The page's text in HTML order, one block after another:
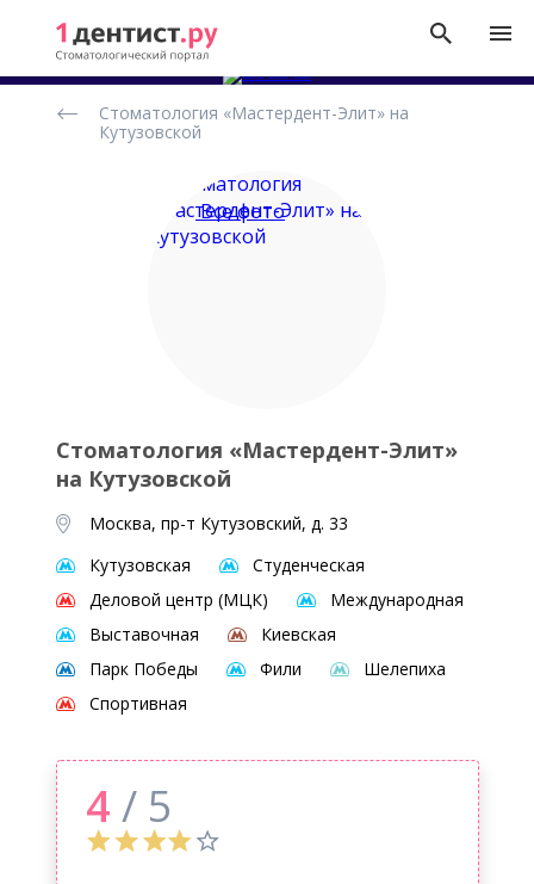
стоматологических
Стоматология «Мастердент-Элит» на
Кутузовской
Все фото
Стоматология «Мастердент-Элит»
на Кутузовской
Москва, пр-т Кутузовский, д. 33
Кутузовская
Студенческая
Деловой центр (МЦК)
Международная
Выставочная
Киевская
Парк Победы
Фили
Шелепиха
Спортивная
4 / 5